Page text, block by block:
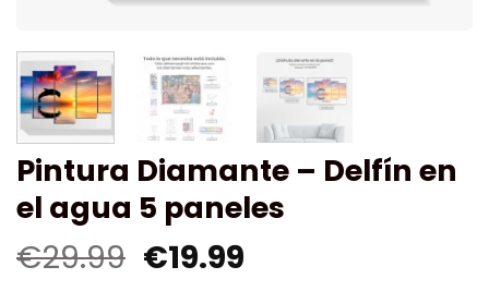
Pintura Diamante – Delfín en
el agua 5 paneles
€29.99 €19.99